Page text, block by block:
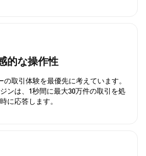
的な操作性
取引体験を最優先に考えています。
ンは、1秒間に最大30万件の取引を処
に応答します。